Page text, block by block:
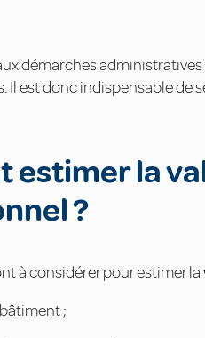
démarches
Il est donc indispensable de
estimer la
?
à considérer pour estimer la
;